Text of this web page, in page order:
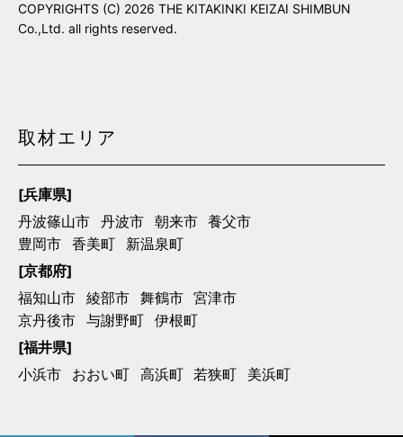
COPYRIGHTS (C) 2026 THE KITAKINKI KEIZAI SHIMBUN
Co.,Ltd. all rights reserved.
取材エリア
[兵庫県]
丹波篠山市
丹波市 朝来市
養父市
豊岡市
香美町
新温泉町
[京都府]
福知山市
綾部市 舞鶴市
宮津市
京丹後市
与謝野町
伊根町
[福井県]
小浜市
おおい町 高浜町 若狭町 美浜町